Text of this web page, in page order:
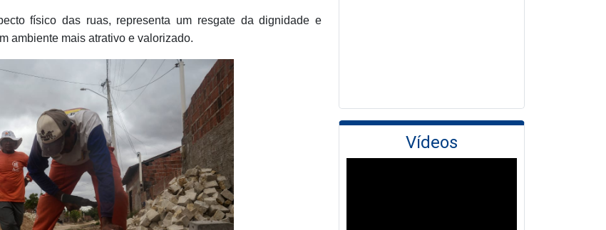
físico das ruas, representa um resgate da dignidade e
ambiente mais atrativo e valorizado.
Vídeos